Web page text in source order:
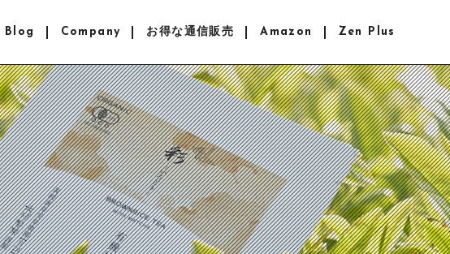
Blog Company お得な通信販売 Amazon Zen Plus